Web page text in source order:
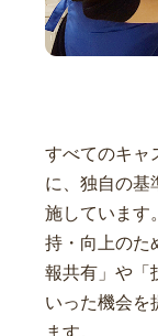
すべてのキャ
に、独自の基
施しています
持・向上のた
報共有」や「
いった機会を
ます。